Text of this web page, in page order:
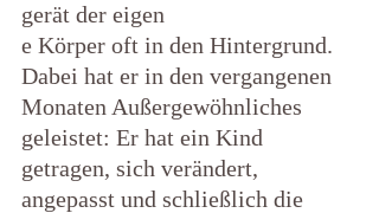
gerät der eigen
e Körper oft in den Hintergrund.
Dabei hat er in den vergangenen
Monaten Außergewöhnliches
geleistet: Er hat ein Kind
getragen, sich verändert,
angepasst und schließlich die